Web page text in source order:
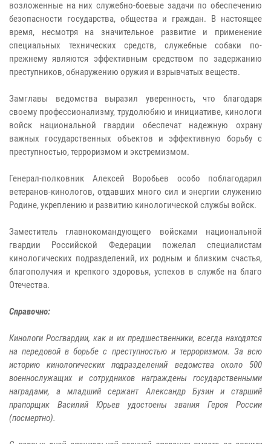
возложенные на них служебно-боевые задачи по обеспечению
безопасности государства, общества и граждан. В настоящее
время, несмотря на значительное развитие и применение
специальных технических средств, служебные собаки по-
прежнему являются эффективным средством по задержанию
преступников, обнаружению оружия и взрывчатых веществ.
Замглавы ведомства выразил уверенность, что благодаря
своему профессионализму, трудолюбию и инициативе, кинологи
войск национальной гвардии обеспечат надежную охрану
важных государственных объектов и эффективную борьбу с
преступностью, терроризмом и экстремизмом.
Генерал-полковник Алексей Воробьев особо поблагодарил
ветеранов-кинологов, отдавших много сил и энергии служению
Родине, укреплению и развитию кинологической службы войск.
Заместитель главнокомандующего войсками национальной
гвардии Российской Федерации пожелал специалистам
кинологических подразделений, их родным и близким счастья,
благополучия и крепкого здоровья, успехов в службе на благо
Отечества.
Справочно:
Кинологи Росгвардии, как и их предшественники, всегда находятся
на передовой в борьбе с преступностью и терроризмом. За всю
историю кинологических подразделений ведомства около 500
военнослужащих и сотрудников награждены государственными
наградами, а младший сержант Александр Бузин и старший
прапорщик Василий Юрьев удостоены звания Героя России
(посмертно).